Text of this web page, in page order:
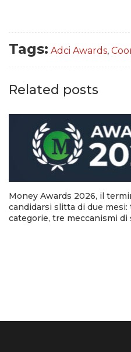
Tags: Adci Awards,
Related posts
Money Awards 2026, il
candidarsi slitta di due mesi:
categorie, tre meccanismi di